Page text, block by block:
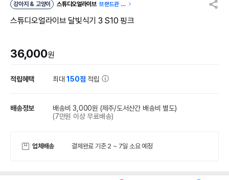
강아지 & 고양이 스튜디오얼라이브 브랜드관 이
스튜디오얼라이브 달빛식기 3 S10 핑크
36,000원
적립혜택 최대150점 적립
배송정보 배송비 3,000원 (제주/도서산간 배송비 별도)
(7만원 이상 무료배송)
업체배송 결제완료 기준 2 ~ 7일 소요 예정